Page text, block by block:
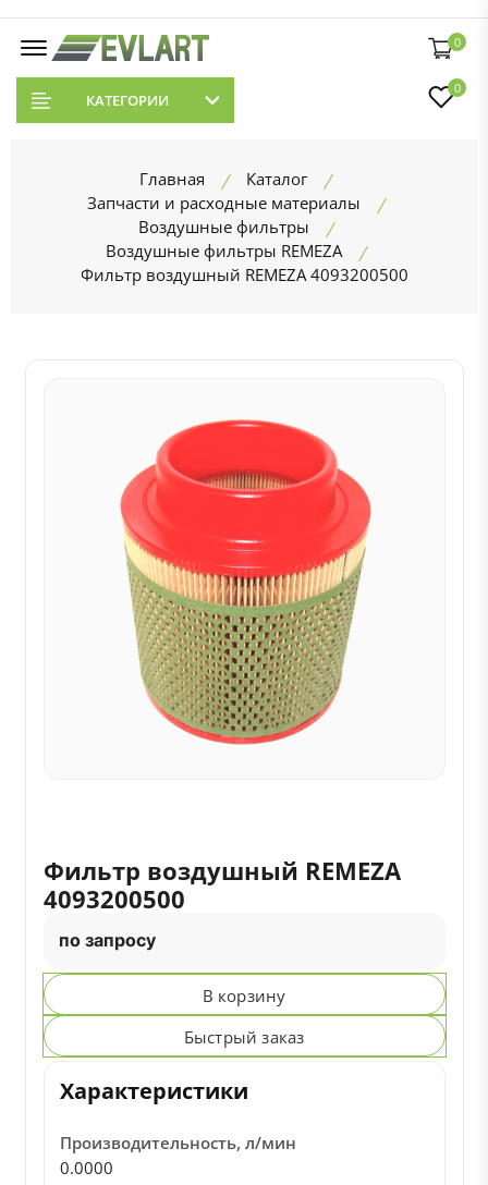
0
КАТЕГОРИИ
0
Главная
Каталог
Запчасти и расходные материалы
Воздушные фильтры
Воздушные фильтры REMEZA
Фильтр воздушный REMEZA 4093200500
Фильтр воздушный REMEZA
4093200500
по запросу
В корзину
Быстрый заказ
Характеристики
Производительность, л/мин
0.0000